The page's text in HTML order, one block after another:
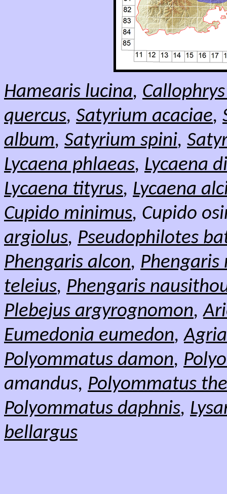
Hamearis lucina,
quercus, Satyrium acaciae,
album, Satyrium spini,
Lycaena phlaeas, Lycaena
Lycaena tityrus, Lycaena
Cupido minimus, Cupido
argiolus, Pseudophilotes
Phengaris alcon, Phengaris
teleius, Phengaris
Plebejus argyrognomon,
Eumedonia eumedon,
Polyommatus damon,
amandus, Polyommatus
Polyommatus daphnis,
bellargus